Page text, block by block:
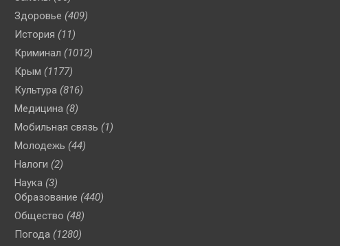
Здоровье (409)
История (11)
Криминал (1012)
Крым (1177)
Культура (816)
Медицина (8)
Мобильная связь (1)
Молодежь (44)
Налоги (2)
Наука (3)
Образование (440)
Общество (48)
Погода (1280)